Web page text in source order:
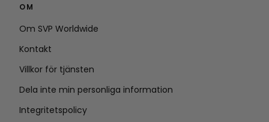
OM
Om SVP Worldwide
Kontakt
Villkor för tjänsten
Dela inte min personliga information
Integritetspolicy